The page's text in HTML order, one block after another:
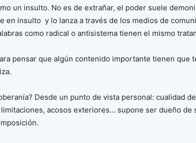
un insulto. No es de extrañar, el poder suele
en insulto y lo lanza a través de los medios de
como radical o antisistema tienen el mismo
pensar que algún contenido importante tienen que
Desde un punto de vista personal: cualidad
acosos exteriores… supone ser dueño de